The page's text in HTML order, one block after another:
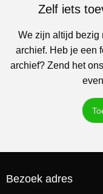
Zelf iets
We zijn altijd bezig
archief. Heb je een
archief? Zend het
Bezoek adres